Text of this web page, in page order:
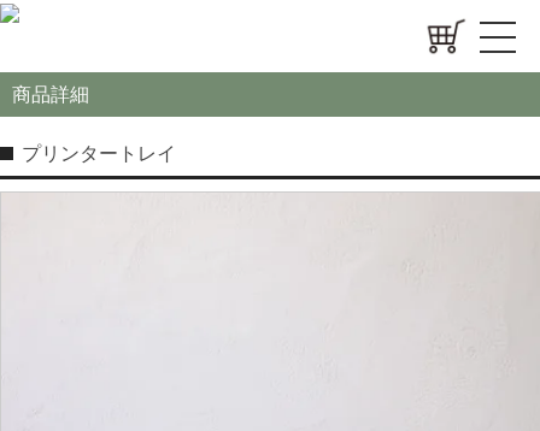
商品詳細
プリンタートレイ